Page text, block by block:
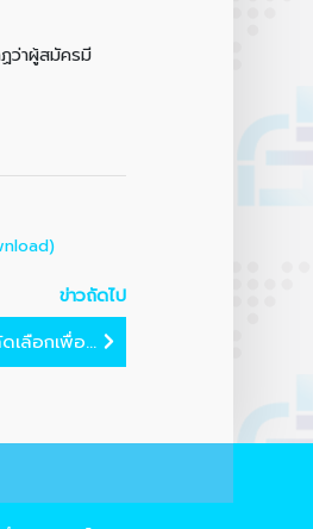
าผู้สมัครมี
ข่าวถัดไป
เลือกเพื่อ...